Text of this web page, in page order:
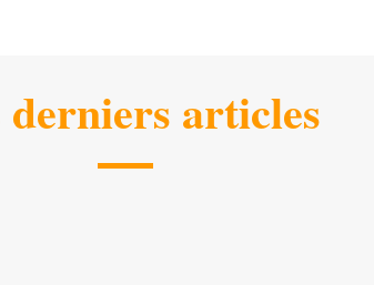
derniers articles